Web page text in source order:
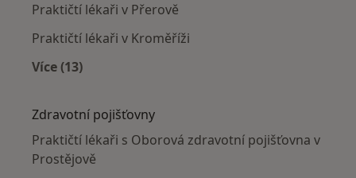
Praktičtí lékaři v Přerově
Praktičtí lékaři v Kroměříži
Více (13)
Zdravotní pojišťovny
Praktičtí lékaři s Oborová zdravotní pojišťovna v
Prostějově